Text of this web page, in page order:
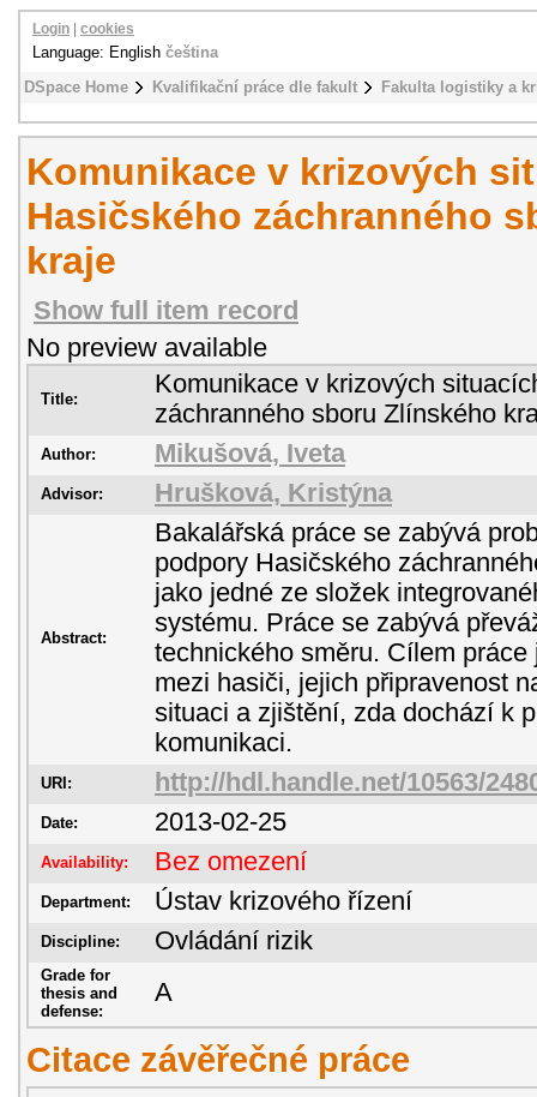
DSpace Home Kvalifikační práce dle fakult Fakulta logistiky a
Login cookies
Language: English čeština
Komunikace v krizových
Hasičského záchranného
kraje
Show full item record
No preview available
Title:
Komunikace v krizových
záchranného sboru Zlínského
Author: Mikušová, Iveta
Advisor: Hrušková, Kristýna
Abstract:
Bakalářská práce se zabývá
podpory Hasičského
jako jedné ze složek
systému. Práce se zabývá
technického směru. Cílem
mezi hasiči, jejich připravenost
situaci a zjištění, zda dochází k
komunikaci.
URI: http://hdl.handle.net/10563/
Date: 2013-02-25
Availability: Bez omezení
Department: Ústav krizového řízení
Discipline: Ovládání rizik
Grade for
thesis and
defense:
A
Citace závěřečné práce